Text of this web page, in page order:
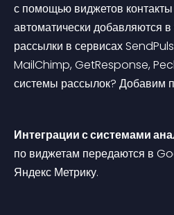
с помощью виджетов контакты
автоматически добавляются
рассылки в сервисах
MailChimp, GetResponse,
системы рассылок? Добавим
Интеграции с системами
по виджетам передаются в
Яндекс Метрику.